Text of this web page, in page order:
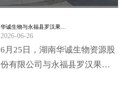
华诚生物与永福县罗汉果…
2026-06-26
6月25日，湖南华诚生物资源股
份有限公司与永福县罗汉果深